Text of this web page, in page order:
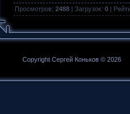
Просмотров: 2488 | Загрузок: 0 |
Copyright Сергей Коньков © 2026